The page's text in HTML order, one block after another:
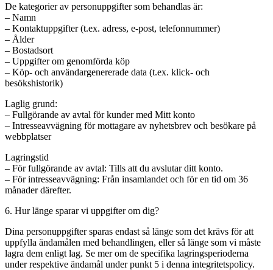
De kategorier av personuppgifter som behandlas är:
– Namn
– Kontaktuppgifter (t.ex. adress, e-post, telefonnummer)
– Ålder
– Bostadsort
– Uppgifter om genomförda köp
– Köp- och användargenererade data (t.ex. klick- och
besökshistorik)
Laglig grund:
– Fullgörande av avtal för kunder med Mitt konto
– Intresseavvägning för mottagare av nyhetsbrev och besökare på
webbplatser
Lagringstid
– För fullgörande av avtal: Tills att du avslutar ditt konto.
– För intresseavvägning: Från insamlandet och för en tid om 36
månader därefter.
6. Hur länge sparar vi uppgifter om dig?
Dina personuppgifter sparas endast så länge som det krävs för att
uppfylla ändamålen med behandlingen, eller så länge som vi måste
lagra dem enligt lag. Se mer om de specifika lagringsperioderna
under respektive ändamål under punkt 5 i denna integritetspolicy.